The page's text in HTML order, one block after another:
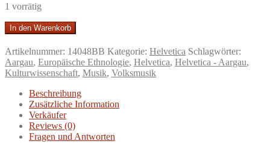
1 vorrätig
Volkslieder
aus
dem
Kanton
Aargau.
Menge
In den Warenkorb
Artikelnummer: 14048BB Kategorie: Helvetica Schlagwörter:
Aargau, Europäische Ethnologie, Helvetica, Helvetica - Aargau,
Kulturwissenschaft, Musik, Volksmusik
Beschreibung
Zusätzliche Information
Verkäufer
Reviews (0)
Fragen und Antworten